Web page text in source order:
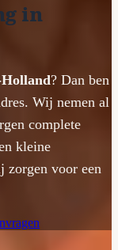
in
? Dan ben
Wij nemen al
complete
kleine
zorgen voor een